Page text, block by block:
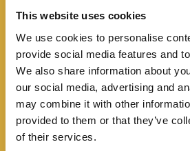
This website uses cookies
We use cookies to personalise
provide social media features and
We also share information about
our social media, advertising and
may combine it with other
provided to them or that they’ve
of their services.